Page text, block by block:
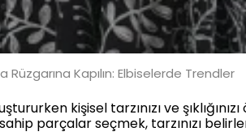
Kapılın: Elbiselerde Trendler
kişisel tarzınızı ve
parçalar seçmek, tarzınızı